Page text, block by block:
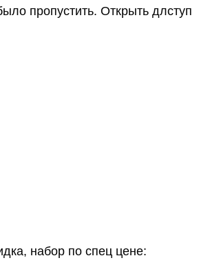
пропустить. Открыть длступ
набор по спец цене: